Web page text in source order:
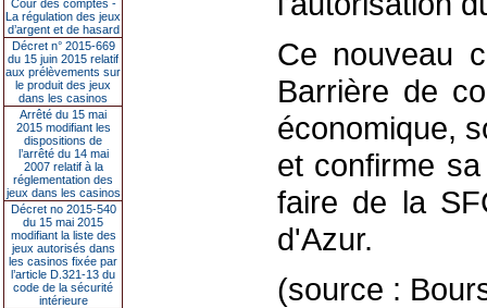
Cour des comptes -
La régulation des jeux
d’argent et de hasard
Décret n° 2015-669
du 15 juin 2015 relatif
aux prélèvements sur
le produit des jeux
dans les casinos
Arrêté du 15 mai
2015 modifiant les
dispositions de
l’arrêté du 14 mai
2007 relatif à la
réglementation des
jeux dans les casinos
Décret no 2015-540
du 15 mai 2015
modifiant la liste des
jeux autorisés dans
les casinos fixée par
l’article D.321-13 du
code de la sécurité
intérieure
Ce nouveau
Barrière de
économique,
et confirme
faire de la
d'Azur.
(source :